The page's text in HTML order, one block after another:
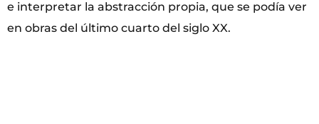
e interpretar la abstracción propia, que se podía ver
en obras del último cuarto del siglo XX.